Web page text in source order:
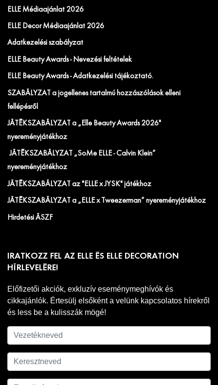
ELLE Médiaajánlat 2026
ELLE Decor Médiaajánlat 2026
Adatkezelési szabályzat
ELLE Beauty Awards - Nevezési feltételek
ELLE Beauty Awards - Adatkezelési tájékoztató.
SZABÁLYZAT a jogellenes tartalmú hozzászólások elleni
fellépésről
JÁTÉKSZABÁLYZAT a „Elle Beauty Awards 2026"
nyereményjátékhoz
JÁTÉKSZABÁLYZAT „SoMe ELLE - Calvin Klein”
nyereményjátékhoz
JÁTÉKSZABÁLYZAT az "ELLE x JYSK" játékhoz
JÁTÉKSZABÁLYZAT a „ELLE x Tweezerman” nyereményjátékhoz
Hirdetési ÁSZF
IRATKOZZ FEL AZ ELLE ÉS ELLE DECORATION
HÍRLEVELÉRE!
Előfizetői akciók, exkluzív eseménymeghívók és
cikkajánlók. Értesülj elsőként a velünk kapcsolatos hírekről
és less be a kulisszák mögé!